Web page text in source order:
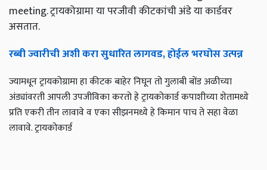
meeting. ट्रायकोग्रामा या परजीवी कीटकांची अंडे या कार्डवर
असतात.
रब्बी ज्वारीची अशी करा सुधारित लागवड, होईल भरघोस उत्पन्न
ज्यामधून ट्रायकोग्रामा हा कीटक बाहेर निघून तो गुलाबी बोंड अळीच्या
अंड्यांवरती आपली उपजीविका करतो हे ट्रायकोकार्ड कपाशीच्या शेतामध्ये
प्रति एकरी तीन लावावे व एका सीझनमध्ये हे किमान पाच ते सहा वेळा
लावावे. ट्रायकोकार्ड